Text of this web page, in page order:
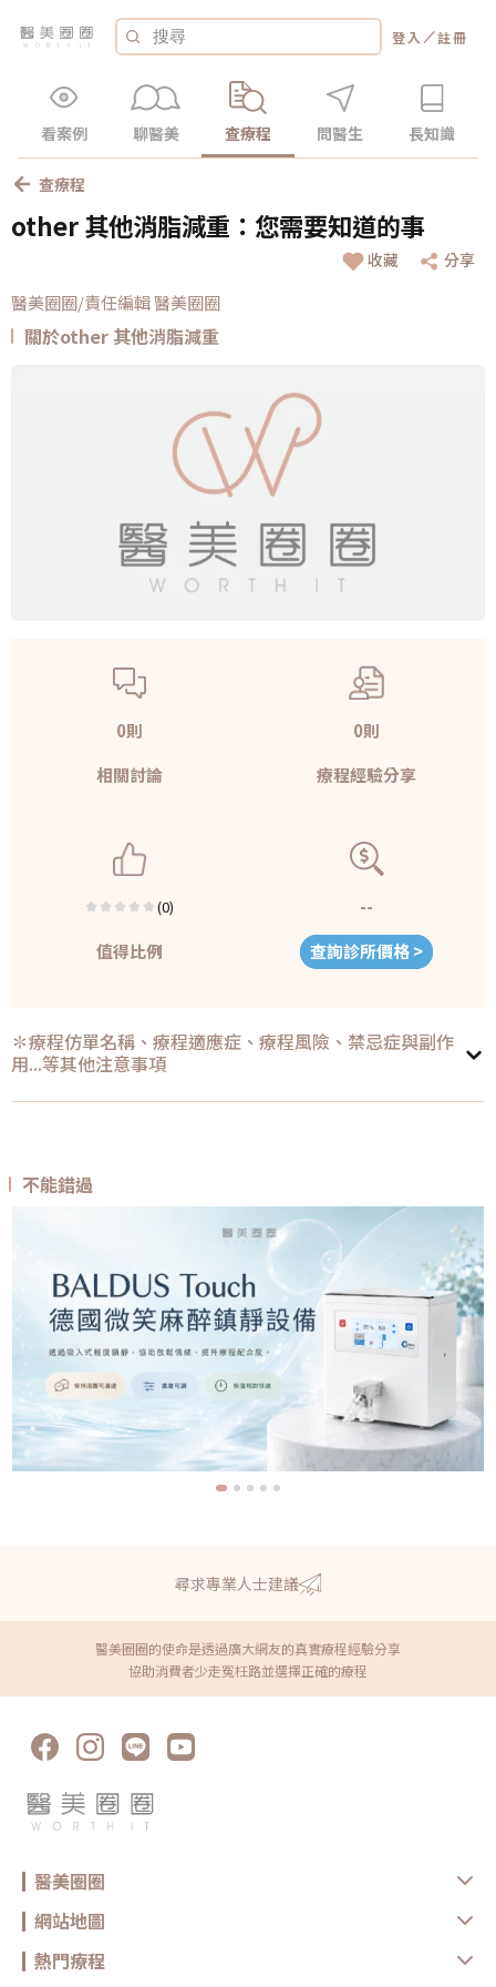
登入 ／註冊
看案例 聊醫美 查療程 問醫生 長知識
查療程
other 其他消脂減重：您需要知道的事
收藏 分享
醫美圈圈/責任編輯 醫美圈圈
關於other 其他消脂減重
0則
相關討論
0則
療程經驗分享
(0)
值得比例
--
查詢診所價格 >
✽療程仿單名稱、療程適應症、療程風險、禁忌症與副作
用...等其他注意事項
不能錯過
尋求專業人士建議
醫美圈圈的使命是透過廣大網友的真實療程經驗分享
協助消費者少走冤枉路並選擇正確的療程
醫美圈圈
網站地圖
熱門療程